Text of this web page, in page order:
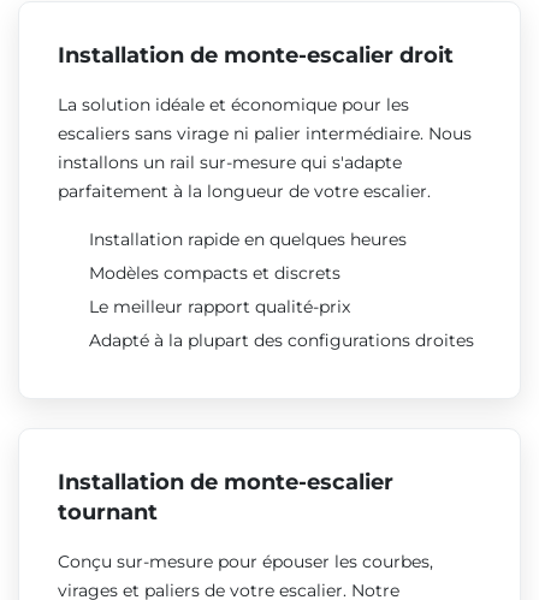
Installation de monte-escalier droit
La solution idéale et économique pour les
escaliers sans virage ni palier intermédiaire. Nous
installons un rail sur-mesure qui s'adapte
parfaitement à la longueur de votre escalier.
Installation rapide en quelques heures
Modèles compacts et discrets
Le meilleur rapport qualité-prix
Adapté à la plupart des configurations droites
Installation de monte-escalier
tournant
Conçu sur-mesure pour épouser les courbes,
virages et paliers de votre escalier. Notre